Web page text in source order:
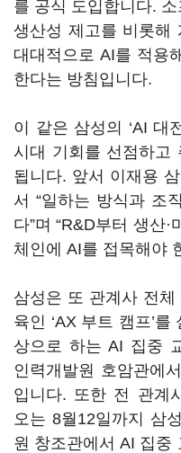
를 공식 도입합니다.
생산성 제고를 비롯해
대대적으로 AI를 적용
한다는 방침입니다.
이 같은 삼성의 ‘AI 대
시대 기회를 선점하고
됩니다. 앞서 이재용
서 “일하는 방식과 조
다”며 “R&D부터 생산
체인에 AI를 접목해야
삼성은 또 관계사 전
육인 ‘AX 부트 캠프’
상으로 하는 AI 집중
인력개발원 호암관에
입니다. 또한 전 관계
오는 8월12일까지 삼
원 창조관에서 AI 집중